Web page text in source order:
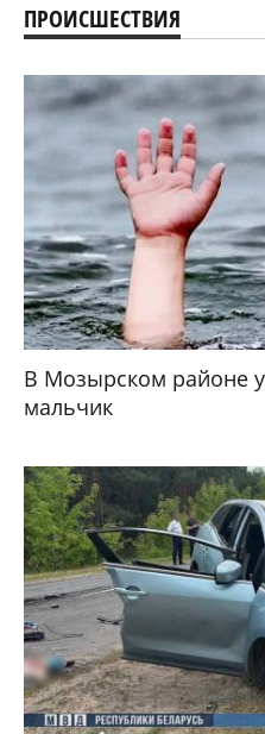
ПРОИСШЕСТВИЯ
В Мозырском районе
мальчик